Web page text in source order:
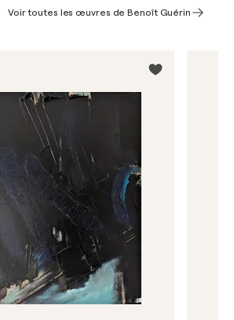
Voir toutes les œuvres de Benoît Guérin